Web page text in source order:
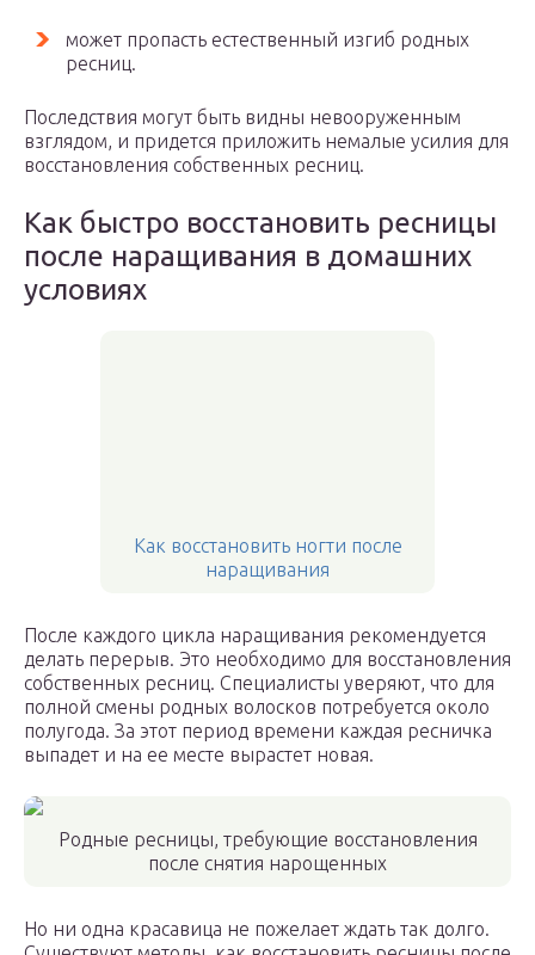
может пропасть естественный изгиб родных
ресниц.
Последствия могут быть видны невооруженным
взглядом, и придется приложить немалые усилия для
восстановления собственных ресниц.
Как быстро восстановить ресницы
после наращивания в домашних
условиях
Как восстановить ногти после
наращивания
После каждого цикла наращивания рекомендуется
делать перерыв. Это необходимо для восстановления
собственных ресниц. Специалисты уверяют, что для
полной смены родных волосков потребуется около
полугода. За этот период времени каждая ресничка
выпадет и на ее месте вырастет новая.
Родные ресницы, требующие восстановления
после снятия нарощенных
Но ни одна красавица не пожелает ждать так долго.